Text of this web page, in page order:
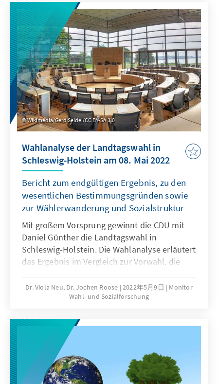
Innovation braucht?
Wikimedia/Gerd Seidel/CC BY-SA 3.0
Wahlanalyse der Landtagswahl in
Schleswig-Holstein am 08. Mai 2022
Bericht zum endgültigen Ergebnis, zu den
wesentlichen Bestimmungsgründen sowie
zur Wählerwanderung und Sozialstruktur
Mit großem Vorsprung gewinnt die CDU mit
Daniel Günther die Landtagswahl in
Schleswig-Holstein. Die Wahlanalyse erläutert
das Ergebnis im Vergleich zur Vorwahl, die
Bestimmungsgründe des Wahlergebnisses.
Ausgehend von den Wahltagsbefragungen
die Bedeutung der Einschätzungen von
Spitzenkandidatinnen und -kandidaten,
Parteikompetenzen sowie die Beurteilung von
Leistungen der Regierung für das
Wahlergebnis erläutert.
Dr. Viola Neu, Dr. Jochen Roose 2022年5月9日
Monitor
Wahl- und Sozialforschung